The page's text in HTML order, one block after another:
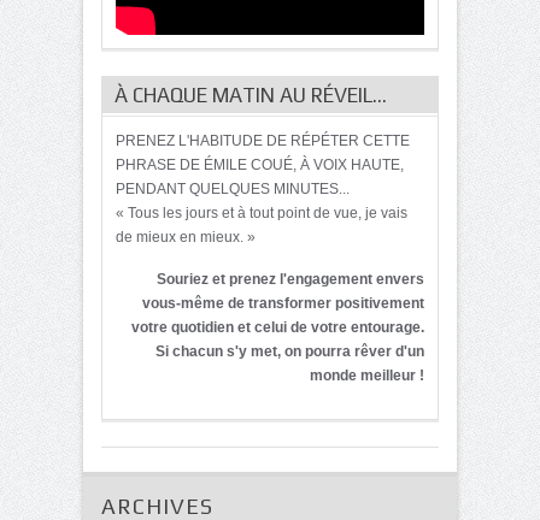
À CHAQUE MATIN AU RÉVEIL…
PRENEZ L'HABITUDE DE RÉPÉTER CETTE
PHRASE DE ÉMILE COUÉ, À VOIX HAUTE,
PENDANT QUELQUES MINUTES...
« Tous les jours et à tout point de vue, je vais
de mieux en mieux. »
Souriez et prenez l'engagement envers
vous-même de transformer positivement
votre quotidien et celui de votre entourage.
Si chacun s'y met, on pourra rêver d'un
monde meilleur !
ARCHIVES